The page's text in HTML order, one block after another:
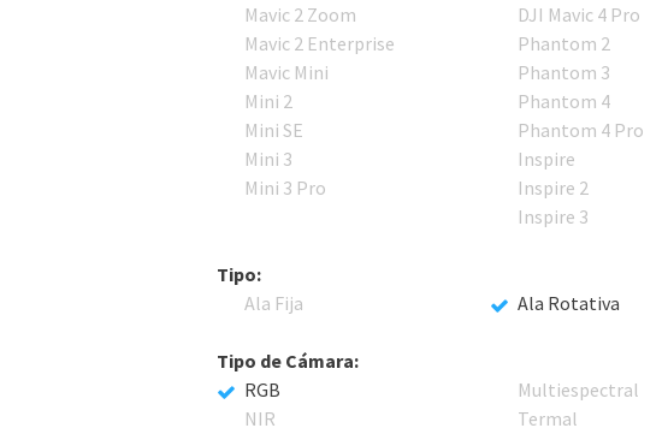
Mavic 2 Zoom
Mavic 2 Enterprise
Mavic Mini
Mini 2
Mini SE
Mini 3
Mini 3 Pro
DJI Mavic 4 Pro
Phantom 2
Phantom 3
Phantom 4
Phantom 4 Pro
Inspire
Inspire 2
Inspire 3
Tipo:
Ala Fija
Ala Rotativa
Tipo de Cámara:
RGB
NIR
Multiespectral
Termal